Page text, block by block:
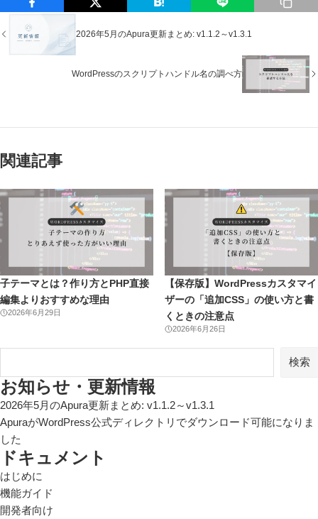
Facebook X Hatena BookmarkLINE Copy
ン
ゲ
シ
ョ
ン
2026年5月のApura更新まとめ: v1.1.2～v1.3.1
WordPressのスクリプトハンドル名の調べ方
関連記事
子テーマとは？作り方とPHP直接
編集よりおすすめな理由
2026年6月29日
【保存版】WordPressカスタマイ
ザーの「追加CSS」の使い方と書
くときの注意点
2026年6月26日
検索
お知らせ・更新情報
2026年5月のApura更新まとめ: v1.1.2～v1.3.1
ApuraがWordPress公式ディレクトリでダウンロード可能になりま
した
ドキュメント
はじめに
機能ガイド
開発者向け